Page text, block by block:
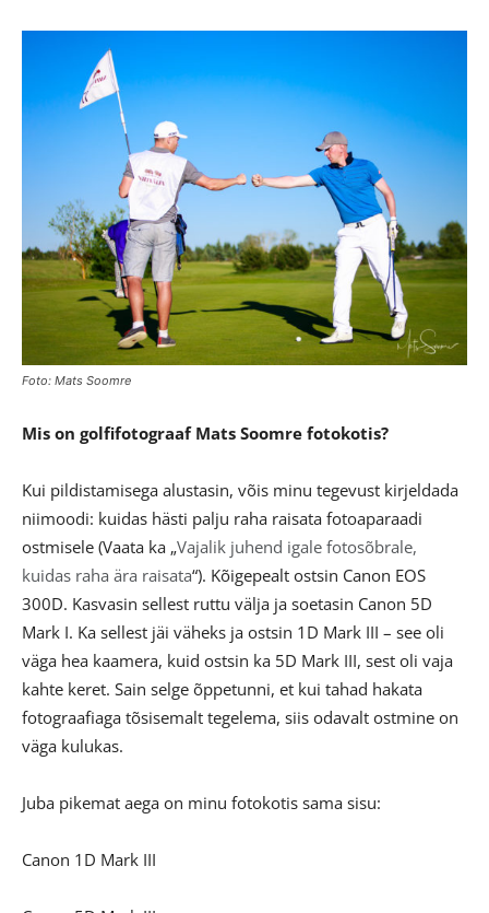
Foto: Mats Soomre
Mis on golfifotograaf Mats Soomre fotokotis?
Kui pildistamisega alustasin, võis minu tegevust kirjeldada
niimoodi: kuidas hästi palju raha raisata fotoaparaadi
ostmisele (Vaata ka „Vajalik juhend igale fotosõbrale,
kuidas raha ära raisata“). Kõigepealt ostsin Canon EOS
300D. Kasvasin sellest ruttu välja ja soetasin Canon 5D
Mark I. Ka sellest jäi väheks ja ostsin 1D Mark III – see oli
väga hea kaamera, kuid ostsin ka 5D Mark III, sest oli vaja
kahte keret. Sain selge õppetunni, et kui tahad hakata
fotograafiaga tõsisemalt tegelema, siis odavalt ostmine on
väga kulukas.
Juba pikemat aega on minu fotokotis sama sisu:
Canon 1D Mark III